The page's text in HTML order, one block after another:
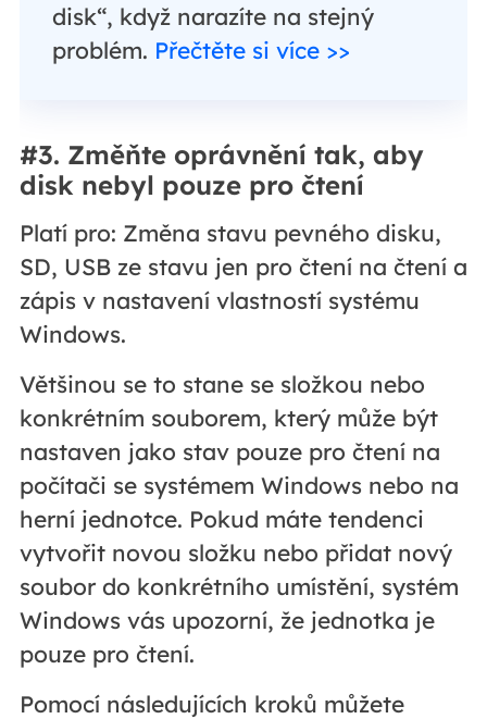
disk“, když narazíte na stejný
problém. Přečtěte si více >>
#3. Změňte oprávnění tak, aby
disk nebyl pouze pro čtení
Platí pro: Změna stavu pevného disku,
SD, USB ze stavu jen pro čtení na čtení a
zápis v nastavení vlastností systému
Windows.
Většinou se to stane se složkou nebo
konkrétním souborem, který může být
nastaven jako stav pouze pro čtení na
počítači se systémem Windows nebo na
herní jednotce. Pokud máte tendenci
vytvořit novou složku nebo přidat nový
soubor do konkrétního umístění, systém
Windows vás upozorní, že jednotka je
pouze pro čtení.
Pomocí následujících kroků můžete